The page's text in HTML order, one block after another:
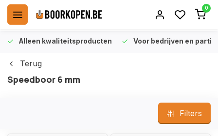
0
Alleen kwaliteitsproducten Voor bedrijven en
Terug
Speedboor 6 mm
Filters